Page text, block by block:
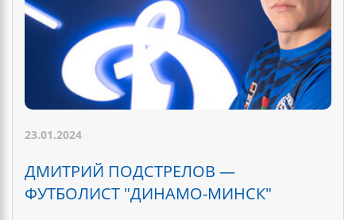
23.01.2024
ДМИТРИЙ ПОДСТРЕЛОВ —
ФУТБОЛИСТ "ДИНАМО-МИНСК"